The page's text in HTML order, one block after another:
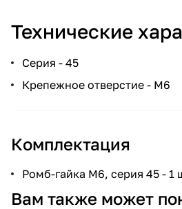
Технические
Серия - 45
Крепежное отверстие - М6
Комплектация
Ромб-гайка М6, серия 45 - 1
Вам также может